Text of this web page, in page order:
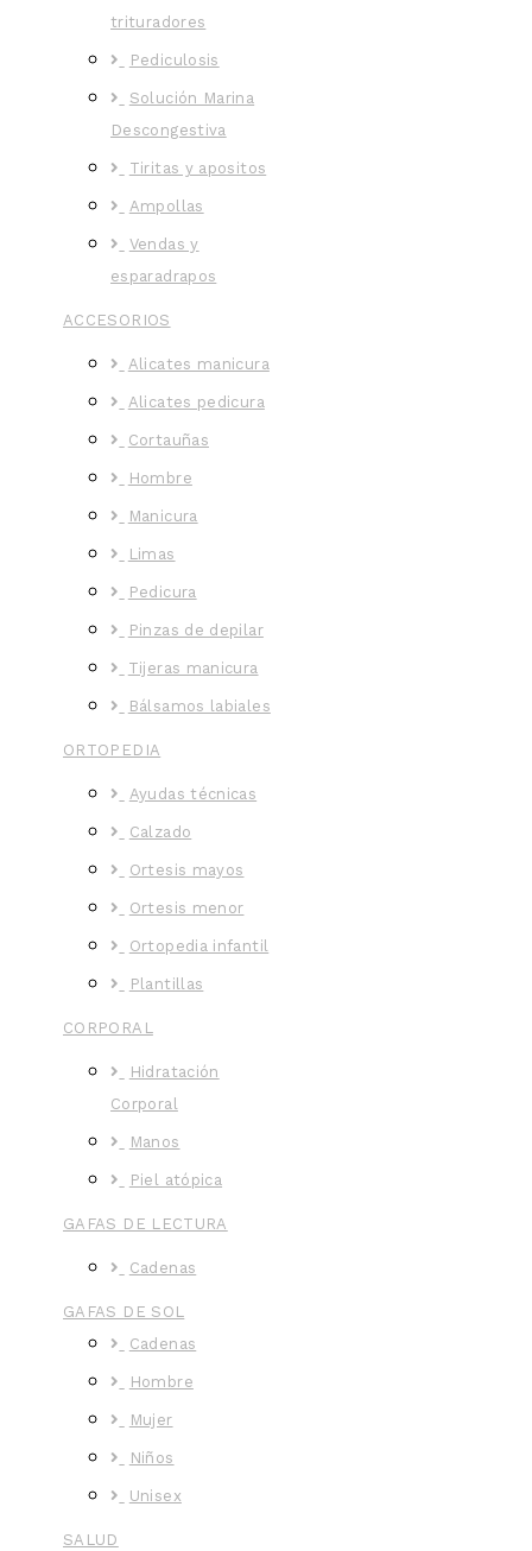
trituradores
Pediculosis
Solución Marina
Descongestiva
Tiritas y apositos
Ampollas
Vendas y
esparadrapos
ACCESORIOS
Alicates manicura
Alicates pedicura
Cortauñas
Hombre
Manicura
Limas
Pedicura
Pinzas de depilar
Tijeras manicura
Bálsamos labiales
ORTOPEDIA
Ayudas técnicas
Calzado
Ortesis mayos
Ortesis menor
Ortopedia infantil
Plantillas
CORPORAL
Hidratación
Corporal
Manos
Piel atópica
GAFAS DE LECTURA
Cadenas
GAFAS DE SOL
Cadenas
Hombre
Mujer
Niños
Unisex
SALUD